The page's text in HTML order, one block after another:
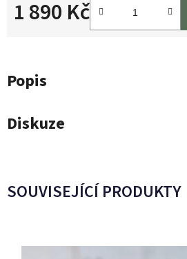
1 890 Kč
Popis
Diskuze
SOUVISEJÍCÍ PRODUKTY